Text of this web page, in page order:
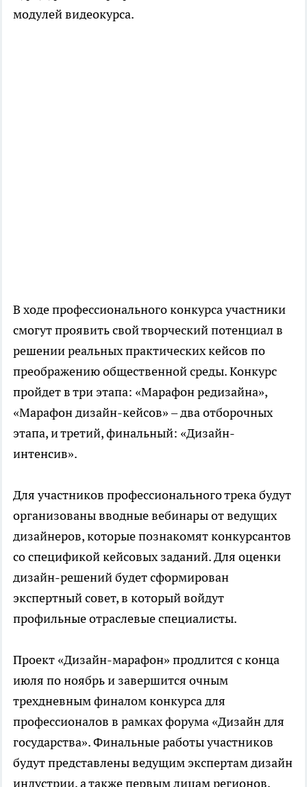
модулей видеокурса.
В ходе профессионального конкурса участники
смогут проявить свой творческий потенциал в
решении реальных практических кейсов по
преображению общественной среды. Конкурс
пройдет в три этапа: «Марафон редизайна»,
«Марафон дизайн-кейсов» – два отборочных
этапа, и третий, финальный: «Дизайн-
интенсив».
Для участников профессионального трека будут
организованы вводные вебинары от ведущих
дизайнеров, которые познакомят конкурсантов
со спецификой кейсовых заданий. Для оценки
дизайн-решений будет сформирован
экспертный совет, в который войдут
профильные отраслевые специалисты.
Проект «Дизайн-марафон» продлится с конца
июля по ноябрь и завершится очным
трехдневным финалом конкурса для
профессионалов в рамках форума «Дизайн для
государства». Финальные работы участников
будут представлены ведущим экспертам дизайн
индустрии, а также первым лицам регионов,